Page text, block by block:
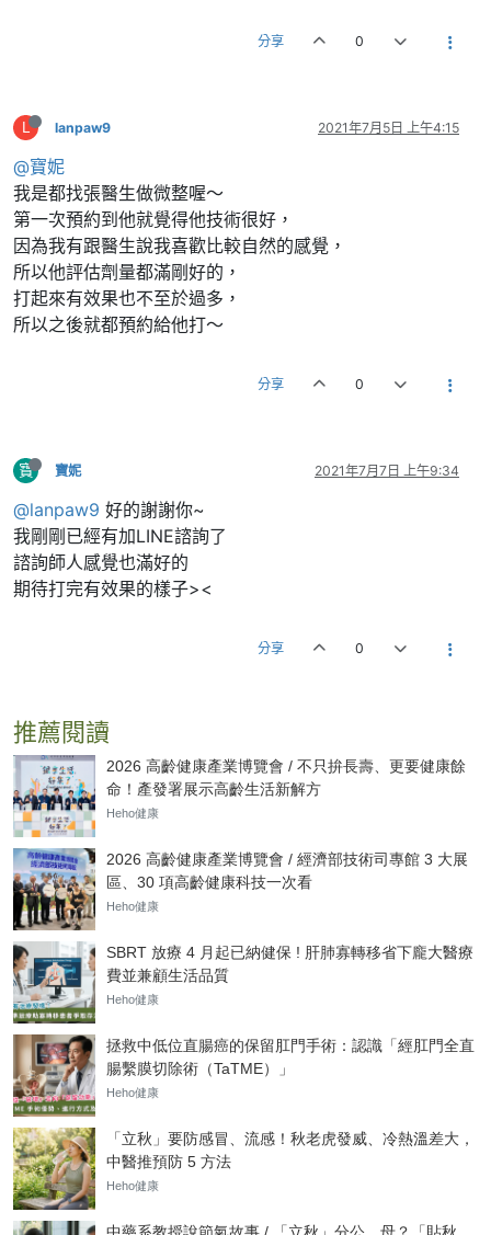
分享 0
L lanpaw9 2021年7月5日 上午4:15
@寶妮
我是都找張醫生做微整喔～
第一次預約到他就覺得他技術很好，
因為我有跟醫生說我喜歡比較自然的感覺，
所以他評估劑量都滿剛好的，
打起來有效果也不至於過多，
所以之後就都預約給他打～
分享 0
寶 寶妮 2021年7月7日 上午9:34
@lanpaw9 好的謝謝你~
我剛剛已經有加LINE諮詢了
諮詢師人感覺也滿好的
期待打完有效果的樣子><
分享 0
推薦閱讀